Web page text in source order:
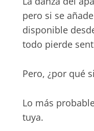
pero si se
disponible
todo pierde
Pero, ¿por qué
Lo más
tuya.